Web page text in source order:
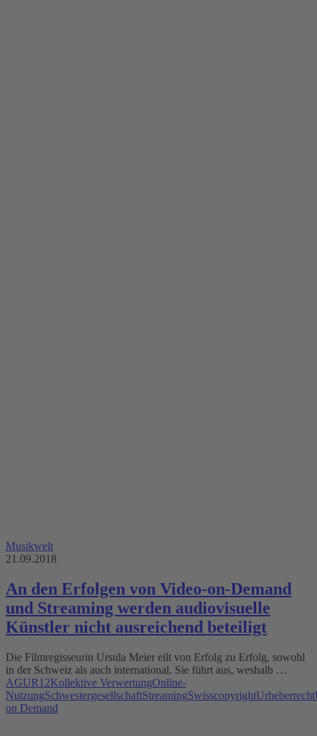
Musikwelt
21.09.2018
An den Erfolgen von Video-on-Demand
und Streaming werden audiovisuelle
Künstler nicht ausreichend beteiligt
Die Filmregisseurin Ursula Meier eilt von Erfolg zu Erfolg, sowohl
in der Schweiz als auch international. Sie führt aus, weshalb …
AGUR12Kollektive VerwertungOnline-
NutzungSchwestergesellschaftStreamingSwisscopyrightUrheberrecht
on Demand